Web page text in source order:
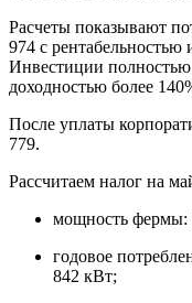
Расчеты показывают
974 с
Инвестиции
доходностью более
После уплаты
779.
Рассчитаем налог на
мощность фермы:
годовое
842 кВт;